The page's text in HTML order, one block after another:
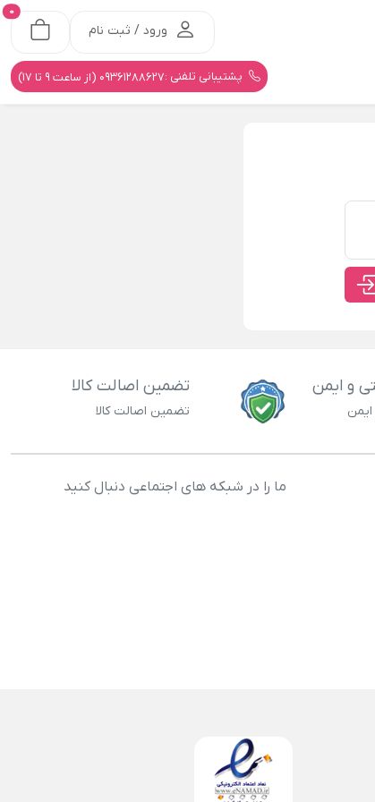
ورود / ثبت نام
0
پشتیبانی تلفنی :09361288627 (از ساعت 9 تا 17)
و ایمن تضمین اصالت کالا
تضمین اصالت کالا
ما را در شبکه های اجتماعی دنبال کنید